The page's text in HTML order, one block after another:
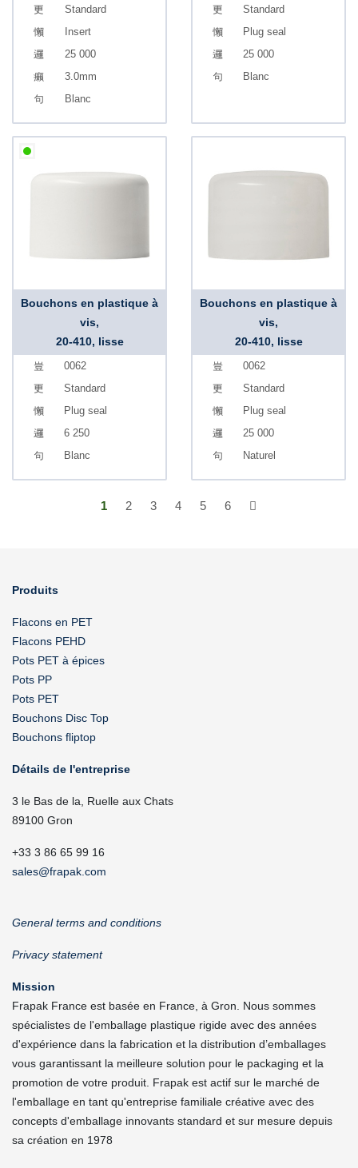
Standard
Insert
25 000
3.0mm
Blanc
Standard
Plug seal
25 000
Blanc
Bouchons en plastique à
vis,
20-410, lisse
0062
Standard
Plug seal
6 250
Blanc
Bouchons en plastique à
vis,
20-410, lisse
0062
Standard
Plug seal
25 000
Naturel
1 2 3 4 5 6
Produits
Flacons en PET
Flacons PEHD
Pots PET à épices
Pots PP
Pots PET
Bouchons Disc Top
Bouchons fliptop
Détails de l'entreprise
3 le Bas de la, Ruelle aux Chats
89100 Gron
+33 3 86 65 99 16
sales@frapak.com
General terms and conditions
Privacy statement
Mission
Frapak France est basée en France, à Gron. Nous sommes
spécialistes de l'emballage plastique rigide avec des années
d'expérience dans la fabrication et la distribution d’emballages
vous garantissant la meilleure solution pour le packaging et la
promotion de votre produit. Frapak est actif sur le marché de
l'emballage en tant qu'entreprise familiale créative avec des
concepts d'emballage innovants standard et sur mesure depuis
sa création en 1978